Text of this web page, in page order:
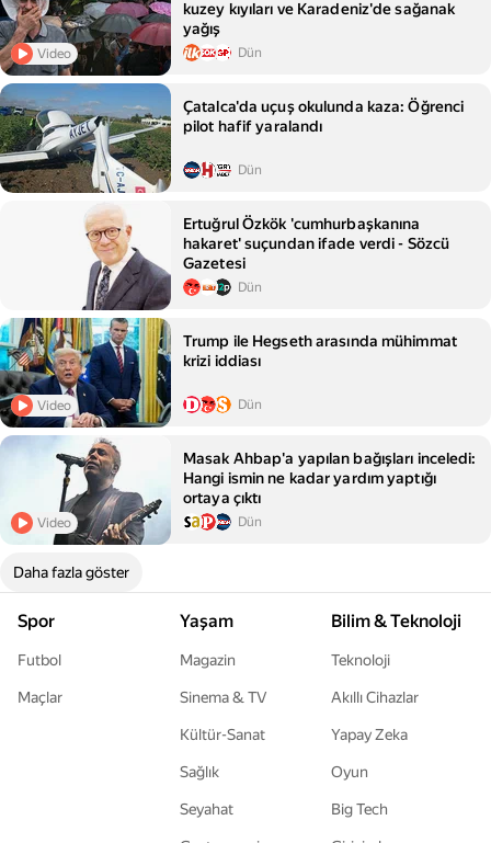
Video
kuzey kıyıları ve Karadeniz'de sağanak
yağış
Dün
Çatalca'da uçuş okulunda kaza: Öğrenci
pilot hafif yaralandı
Dün
Ertuğrul Özkök 'cumhurbaşkanına
hakaret' suçundan ifade verdi - Sözcü
Gazetesi
Dün
Video
Trump ile Hegseth arasında mühimmat
krizi iddiası
Dün
Video
Masak Ahbap'a yapılan bağışları inceledi:
Hangi ismin ne kadar yardım yaptığı
ortaya çıktı
Dün
Daha fazla göster
Spor
Futbol
Maçlar
Yaşam
Magazin
Sinema & TV
Kültür-Sanat
Sağlık
Seyahat
Bilim & Teknoloji
Teknoloji
Akıllı Cihazlar
Yapay Zeka
Oyun
Big Tech